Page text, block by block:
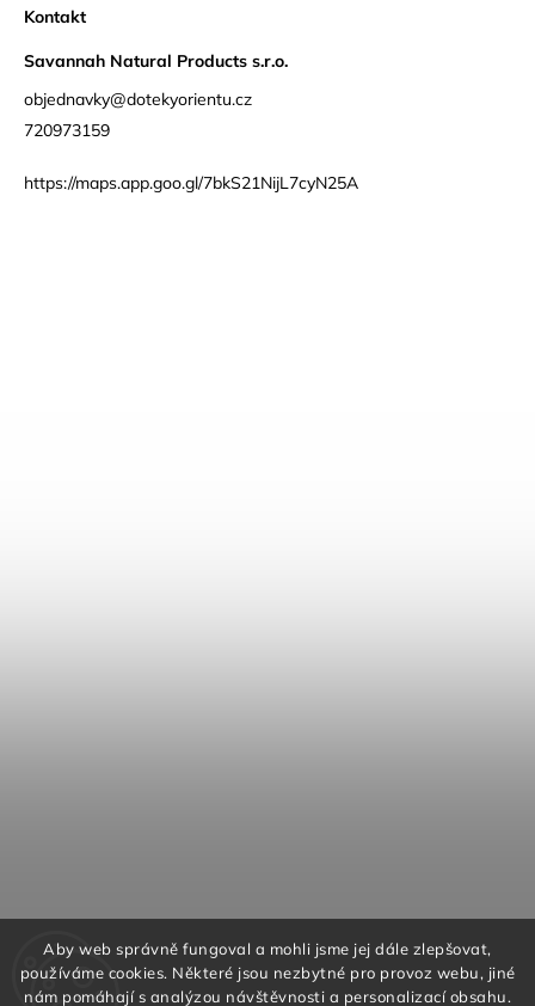
Aby web správně fungoval a mohli jsme jej dále zlepšovat,
používáme cookies. Některé jsou nezbytné pro provoz webu, jiné
nám pomáhají s analýzou návštěvnosti a personalizací obsahu.
Kontakt
Savannah Natural Products s.r.o.
objednavky@dotekyorientu.cz
720973159
https://maps.app.goo.gl/7bkS21NijL7cyN25A